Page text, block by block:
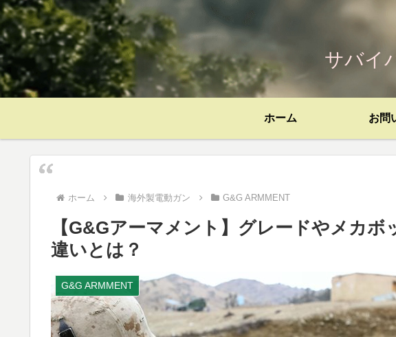
サバイ
ホーム お問
ホーム 海外製電動ガン G&G ARMMENT
【G&Gアーマメント】グレードやメカ
違いとは？
G&G ARMMENT